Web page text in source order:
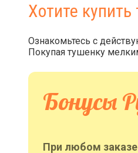
Хотите
Ознакомьтесь с
Покупая тушенку
Бонусы
При любом